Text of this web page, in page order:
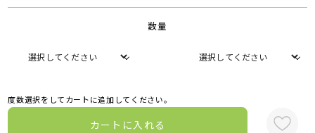
数量
度数選択をしてカートに追加してください。
カートに入れる